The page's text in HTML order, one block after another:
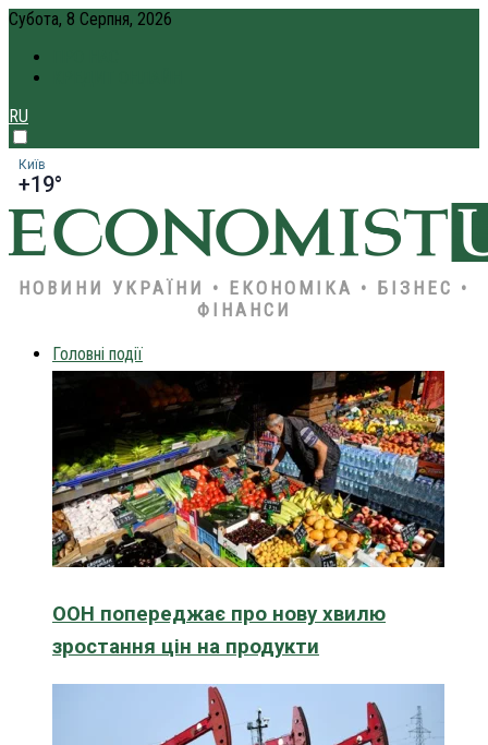
Субота, 8 Серпня, 2026
RU
Київ
+19°
НОВИНИ УКРАЇНИ • ЕКОНОМІКА • БІЗНЕС •
ФІНАНСИ
Головні події
ООН попереджає про нову хвилю
зростання цін на продукти